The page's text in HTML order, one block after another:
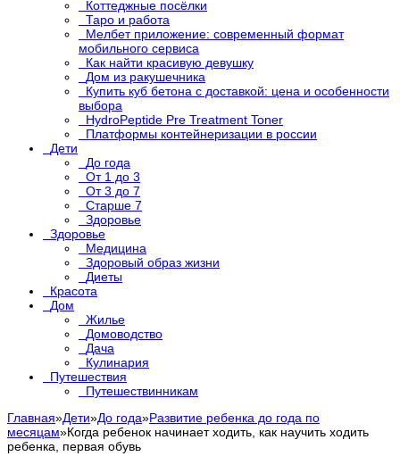
Коттеджные посёлки
Таро и работа
Мелбет приложение: современный формат
мобильного сервиса
Как найти красивую девушку
Дом из ракушечника
Купить куб бетона с доставкой: цена и особенности
выбора
HydroPeptide Pre Treatment Toner
Платформы контейнеризации в россии
Дети
До года
От 1 до 3
От 3 до 7
Старше 7
Здоровье
Здоровье
Медицина
Здоровый образ жизни
Диеты
Красота
Дом
Жилье
Домоводство
Дача
Кулинария
Путешествия
Путешествинникам
Главная»Дети»До года»Развитие ребенка до года по
месяцам»Когда ребенок начинает ходить, как научить ходить
ребенка, первая обувь